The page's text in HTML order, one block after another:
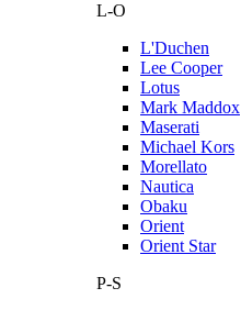
L-O
L'Duchen
Lee Cooper
Lotus
Mark Maddox
Maserati
Michael Kors
Morellato
Nautica
Obaku
Orient
Orient Star
P-S